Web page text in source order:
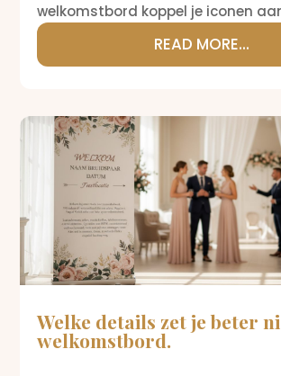
welkomstbord koppel je iconen
READ MORE...
Welke details zet je beter
welkomstbord.